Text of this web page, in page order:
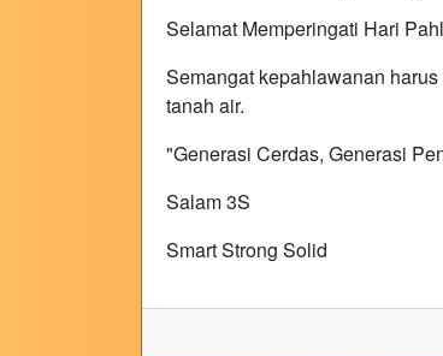
Selamat Memperingati Hari
Semangat kepahlawanan
tanah air.
"Generasi Cerdas, Generasi
Salam 3S
Smart Strong Solid